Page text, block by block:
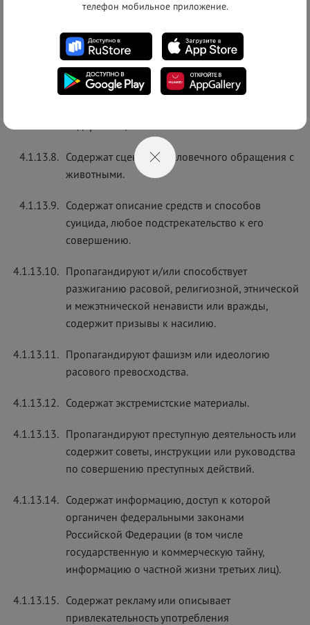
лиц.
Являются вульгарной или непристойной,
содержит порнографические изображения и
тексты или сцены сексуального характера,
сцены сексуальных извращений.
4.1.13.8. Содержат сцены бесчеловечного обращения с
животными.
4.1.13.9. Содержат описание средств и способов
суицида, любое подстрекательство к его
совершению.
4.1.13.10. Пропагандируют и/или способствует
разжиганию расовой, религиозной, этнической
и межэтнической ненависти или вражды,
содержит призывы к насилию.
4.1.13.11. Пропагандируют фашизм или идеологию
расового превосходства.
4.1.13.12. Содержат экстремистские материалы.
4.1.13.13. Пропагандируют преступную деятельность или
содержит советы, инструкции или руководства
по совершению преступных действий.
4.1.13.14. Содержат информацию, доступ к которой
органичен федеральными законами
Российской Федерации (в том числе
государственную и коммерческую тайну,
информацию о частной жизни третьих лиц).
4.1.13.15. Содержат рекламу или описывает
привлекательность употребления
телефон мобильное приложение.